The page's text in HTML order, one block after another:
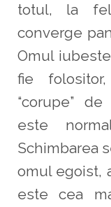
totul, la
converge
Omul
fie
“corupe”
este
Schimbarea
omul egoist,
este cea